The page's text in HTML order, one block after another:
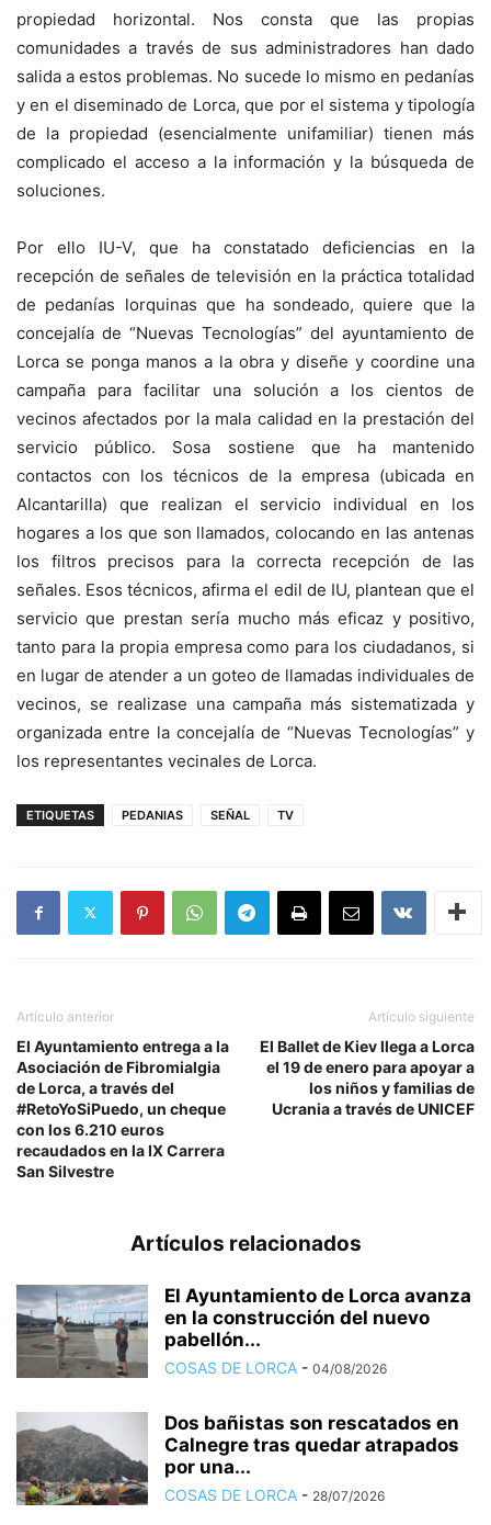
propiedad horizontal. Nos consta que las propias
comunidades a través de sus administradores han dado
salida a estos problemas. No sucede lo mismo en pedanías
y en el diseminado de Lorca, que por el sistema y tipología
de la propiedad (esencialmente unifamiliar) tienen más
complicado el acceso a la información y la búsqueda de
soluciones.
Por ello IU-V, que ha constatado deficiencias en la
recepción de señales de televisión en la práctica totalidad
de pedanías lorquinas que ha sondeado, quiere que la
concejalía de “Nuevas Tecnologías” del ayuntamiento de
Lorca se ponga manos a la obra y diseñe y coordine una
campaña para facilitar una solución a los cientos de
vecinos afectados por la mala calidad en la prestación del
servicio público. Sosa sostiene que ha mantenido
contactos con los técnicos de la empresa (ubicada en
Alcantarilla) que realizan el servicio individual en los
hogares a los que son llamados, colocando en las antenas
los filtros precisos para la correcta recepción de las
señales. Esos técnicos, afirma el edil de IU, plantean que el
servicio que prestan sería mucho más eficaz y positivo,
tanto para la propia empresa como para los ciudadanos, si
en lugar de atender a un goteo de llamadas individuales de
vecinos, se realizase una campaña más sistematizada y
organizada entre la concejalía de “Nuevas Tecnologías” y
los representantes vecinales de Lorca.
ETIQUETAS PEDANIAS SEÑAL TV
Artículo anterior
El Ayuntamiento entrega a la
Asociación de Fibromialgia
de Lorca, a través del
#RetoYoSiPuedo, un cheque
con los 6.210 euros
recaudados en la IX Carrera
San Silvestre
Artículo siguiente
El Ballet de Kiev llega a Lorca
el 19 de enero para apoyar a
los niños y familias de
Ucrania a través de UNICEF
Artículos relacionados
El Ayuntamiento de Lorca avanza
en la construcción del nuevo
pabellón...
COSAS DE LORCA - 04/08/2026
Dos bañistas son rescatados en
Calnegre tras quedar atrapados
por una...
COSAS DE LORCA - 28/07/2026